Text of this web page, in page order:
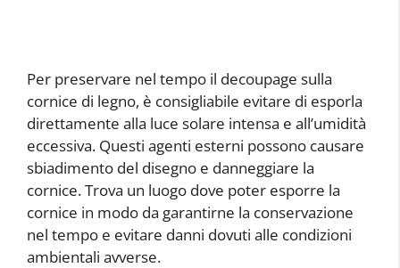
Per preservare nel tempo il decoupage sulla
cornice di legno, è consigliabile evitare di esporla
direttamente alla luce solare intensa e all’umidità
eccessiva. Questi agenti esterni possono causare
sbiadimento del disegno e danneggiare la
cornice. Trova un luogo dove poter esporre la
cornice in modo da garantirne la conservazione
nel tempo e evitare danni dovuti alle condizioni
ambientali avverse.